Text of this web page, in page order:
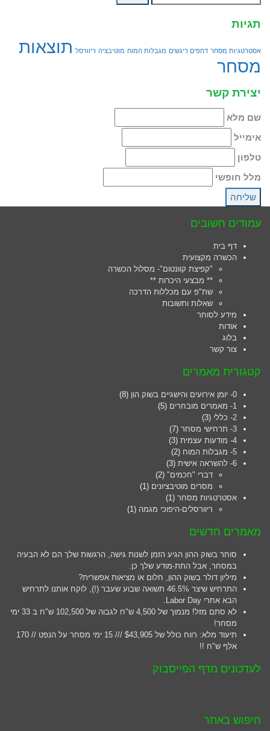
עבור:
תגיות
אסטרטגיות מסחר דחפים ריגשים מגבלות המוח מוטיבציה ריוורסל תוצאות
מסחר
יצירת קשר
שם מלא
אימייל
טלפון
מלל חופשי
שליחה
עמודים חשובים
דף בית
הכשרה מקצועית
"קפיצת קוונטום"- מסלול הכשרה
** מבצעי היכרות **
שת"פ עם מכללות הדרכה
שאלות ותשובות
מידע לסוחר
אודות
בלוג
צור קשר
קטגורית מאמרים
0- יומן אירועים והישגיים בשוק הון
(8)
1- מאמרים מובחרים
(5)
2- כללי
(3)
3- תרחישי מסחר
(7)
4- מודעות עצמית
(3)
5- מגבלות המוח
(2)
6- להשראה אישית
(3)
דברי "חכמים" (2)
מסרים מוטיבציונים (1)
אסטרטגיות מסחר (1)
ריוורסלים-היפוכי מגמה (1)
מאמרים חדשים
סוחר בשוק ההון הגיע הזמן לשנות גישה, הרגשות שלך הם לא הבעיה
במסחר, אבל התת-מודע שלך כן.
מיליון דולר בשוק ההון, חלום או מציאות אפשרית?
התרחיש שיצר 46.5% תשואה שבוע שעבר (!), לוקח אותנו לתרחיש
הבא אחרי Labor Day.
לא סתם מזל! מנמוך של 4,500 ש"ח לגבוה של 102,500 ש"ח ב 33 ימי
מסחר!
תיעוד מלא: רווח כולל של $43,905 /// 15 ימי מסחר על הנפט // 170
אלף ש"ח !!
לעדכונים מדף הפייסבוק
חיפוש באתר